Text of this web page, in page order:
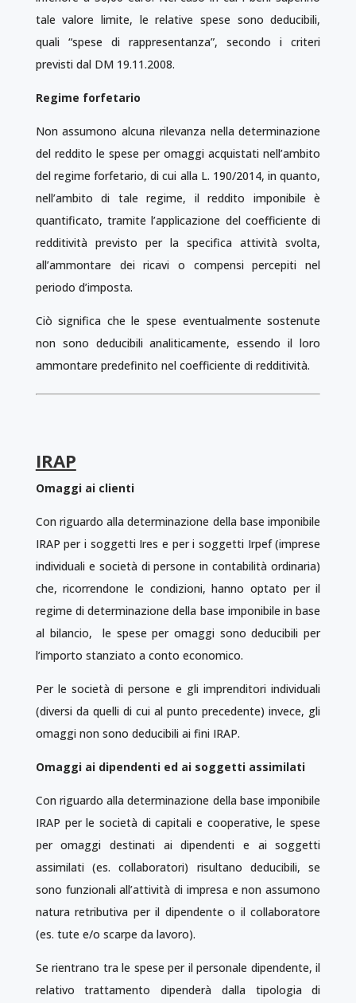
tale valore limite, le relative spese sono deducibili,
quali “spese di rappresentanza”, secondo i criteri
previsti dal DM 19.11.2008.
Regime forfetario
Non assumono alcuna rilevanza nella determinazione
del reddito le spese per omaggi acquistati nell’ambito
del regime forfetario, di cui alla L. 190/2014, in quanto,
nell’ambito di tale regime, il reddito imponibile è
quantificato, tramite l’applicazione del coefficiente di
redditività previsto per la specifica attività svolta,
all’ammontare dei ricavi o compensi percepiti nel
periodo d’imposta.
Ciò significa che le spese eventualmente sostenute
non sono deducibili analiticamente, essendo il loro
ammontare predefinito nel coefficiente di redditività.
IRAP
Omaggi ai clienti
Con riguardo alla determinazione della base imponibile
IRAP per i soggetti Ires e per i soggetti Irpef (imprese
individuali e società di persone in contabilità ordinaria)
che, ricorrendone le condizioni, hanno optato per il
regime di determinazione della base imponibile in base
al bilancio, le spese per omaggi sono deducibili per
l’importo stanziato a conto economico.
Per le società di persone e gli imprenditori individuali
(diversi da quelli di cui al punto precedente) invece, gli
omaggi non sono deducibili ai fini IRAP.
Omaggi ai dipendenti ed ai soggetti assimilati
Con riguardo alla determinazione della base imponibile
IRAP per le società di capitali e cooperative, le spese
per omaggi destinati ai dipendenti e ai soggetti
assimilati (es. collaboratori) risultano deducibili, se
sono funzionali all’attività di impresa e non assumono
natura retributiva per il dipendente o il collaboratore
(es. tute e/o scarpe da lavoro).
Se rientrano tra le spese per il personale dipendente, il
relativo trattamento dipenderà dalla tipologia di